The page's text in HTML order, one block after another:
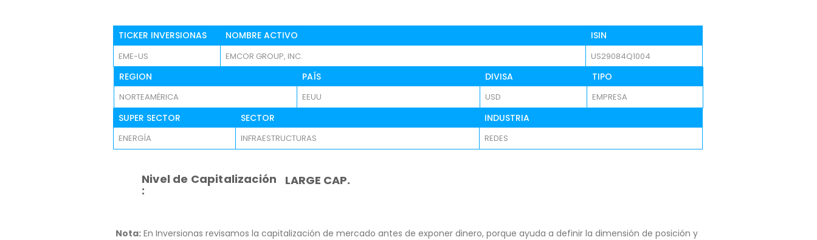
TICKER INVERSIONAS NOMBRE ACTIVO ISIN
EME-US EMCOR GROUP, INC. US29084Q1004
REGION PAÍS DIVISA TIPO
NORTEAMÉRICA EEUU USD EMPRESA
SUPER SECTOR SECTOR INDUSTRIA
ENERGÍA INFRAESTRUCTURAS REDES
Nivel de Capitalización
:
LARGE CAP.
Nota: En Inversionas revisamos la capitalización de mercado antes de exponer dinero, porque ayuda a definir la dimensión de posición y